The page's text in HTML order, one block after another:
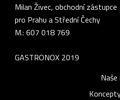
Milan Živec, obchodní zástupce
pro Prahu a Střední Čechy
M.: 607 018 769
GASTRONOX 2019
Naše